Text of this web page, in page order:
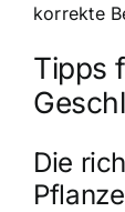
korrekte
Tipps
Die